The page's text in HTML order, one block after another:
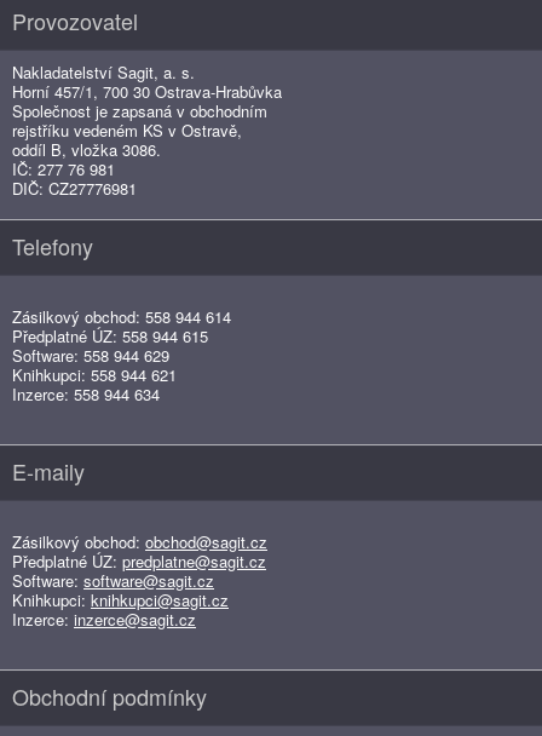
Provozovatel
Nakladatelství Sagit, a. s.
Horní 457/1, 700 30 Ostrava-Hrabůvka
Společnost je zapsaná v obchodním
rejstříku vedeném KS v Ostravě,
oddíl B, vložka 3086.
IČ: 277 76 981
DIČ: CZ27776981
Telefony
Zásilkový obchod: 558 944 614
Předplatné ÚZ: 558 944 615
Software: 558 944 629
Knihkupci: 558 944 621
Inzerce: 558 944 634
E-maily
Zásilkový obchod: obchod@sagit.cz
Předplatné ÚZ: predplatne@sagit.cz
Software: software@sagit.cz
Knihkupci: knihkupci@sagit.cz
Inzerce: inzerce@sagit.cz
Obchodní podmínky